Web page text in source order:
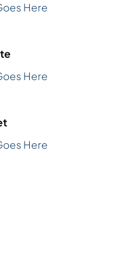
Here
Here
Here